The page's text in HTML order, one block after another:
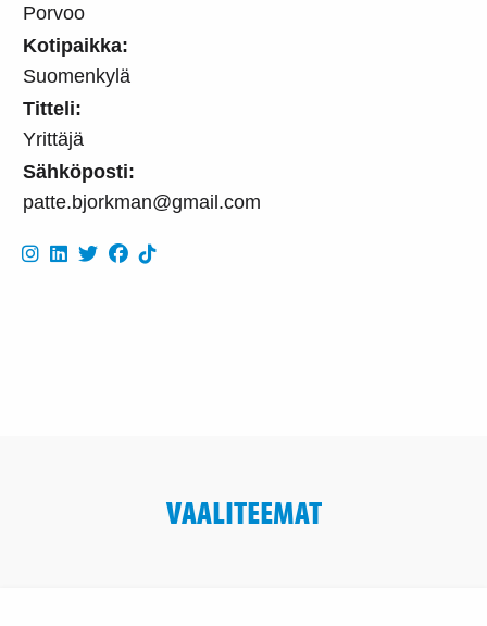
Porvoo
Kotipaikka:
Suomenkylä
Titteli:
Yrittäjä
Sähköposti:
patte.bjorkman@gmail.com
VAALITEEMAT